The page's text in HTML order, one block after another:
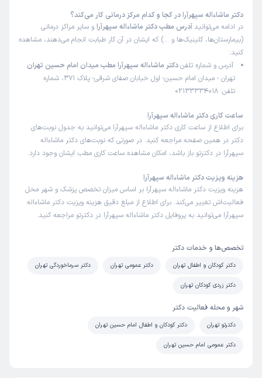
دکتر ماشاءاله سپهرآرا در کجا و کدام مرکز درمانی کار می‌کند؟
در ادامه می‌توانید آدرس مطب دکتر ماشاءاله سپهرآرا و سایر مراکز درمانی
(بیمارستان‌ها، کلینیک‌ها و …) که ایشان در آن کار طبابت انجام می‌دهند، مشاهده
کنید:
آدرس و شماره تلفندکتر ماشاءاله سپهرآرا مطب میدان امام حسین تهران
تهران - میدان امام حسین- اول خیابان صفای شرقی- پلاک 371، شماره
تلفن: 02133334018
ساعت کاری دکتر ماشاءاله سپهرآرا
برای اطلاع از ساعت کاری دکتر ماشاءاله سپهرآرا می‌توانید به جدول نوبت‌های
دکتر در همین صفحه مراجعه کنید. در صورتی که نوبت‌های دکتر ماشاءاله
سپهرآرا در دکترتو باز باشد، امکان مشاهده ساعت کاری مطب ایشان وجود دارد.
هزینه ویزیت دکتر ماشاءاله سپهرآرا
هزینه ویزیت دکتر ماشاءاله سپهرآرا بر اساس میزان تخصص پزشک و شهر محل
فعالیت‌اش تغییر می‌کند. برای اطلاع از مبلغ دقیق هزینه ویزیت دکتر ماشاءاله
سپهرآرا می‌توانید به پروفایل دکتر ماشاءاله سپهرآرا در دکترتو مراجعه کنید.
تخصص‌ها و خدمات دکتر
دکتر کودکان و اطفال تهران دکتر عمومی تهران دکتر سرماخوردگی تهران
دکتر زردی کودکان تهران
شهر و محله فعالیت دکتر
دکترتو تهران دکتر کودکان و اطفال امام حسین تهران
دکتر عمومی امام حسین تهران